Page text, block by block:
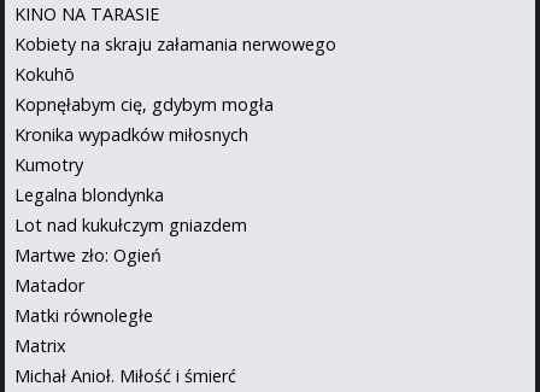
KINO NA TARASIE
Kobiety na skraju załamania nerwowego
Kokuhō
Kopnęłabym cię, gdybym mogła
Kronika wypadków miłosnych
Kumotry
Legalna blondynka
Lot nad kukułczym gniazdem
Martwe zło: Ogień
Matador
Matki równoległe
Matrix
Michał Anioł. Miłość i śmierć